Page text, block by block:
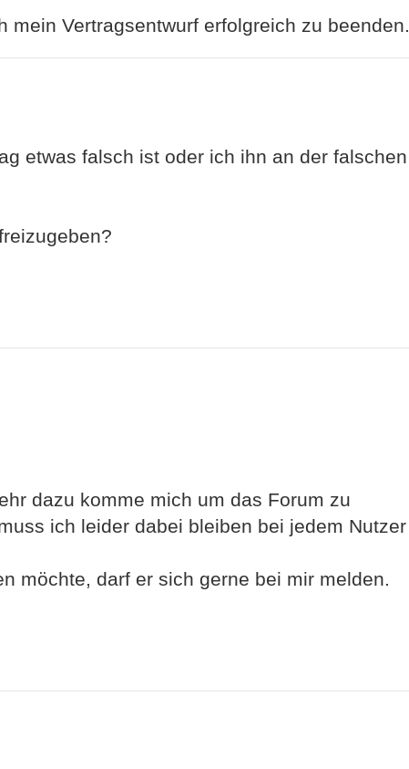
Vertragsentwurf erfolgreich zu beenden.
etwas falsch ist oder ich ihn an der falschen
dazu komme mich um das Forum zu
ich leider dabei bleiben bei jedem Nutzer
möchte, darf er sich gerne bei mir melden.